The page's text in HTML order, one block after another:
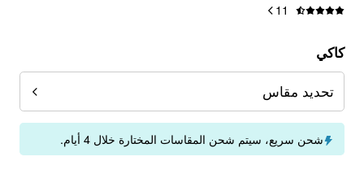
11
كاكي
تحديد مقاس
شحن سريع، سيتم شحن المقاسات المختارة خلال 4 أيام.